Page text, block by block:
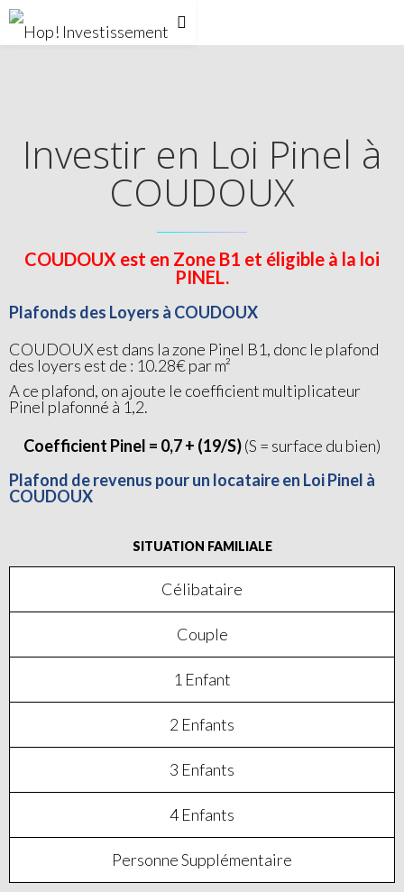
Investir en Loi Pinel à
COUDOUX
COUDOUX est en Zone B1 et éligible à la loi
PINEL.
Plafonds des Loyers à COUDOUX
COUDOUX est dans la zone Pinel B1, donc le plafond
des loyers est de : 10.28€ par m²
A ce plafond, on ajoute le coefficient multiplicateur
Pinel plafonné à 1,2.
Coefficient Pinel = 0,7 + (19/S)(S = surface du bien)
Plafond de revenus pour un locataire en Loi Pinel à
COUDOUX
SITUATION FAMILIALE
Célibataire
Couple
1 Enfant
2 Enfants
3 Enfants
4 Enfants
Personne Supplémentaire